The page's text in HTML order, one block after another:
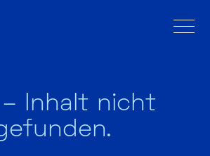
Inhalt nicht